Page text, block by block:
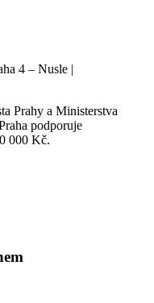
4 – Nusle |
Prahy a Ministerstva
podporuje
000 Kč.